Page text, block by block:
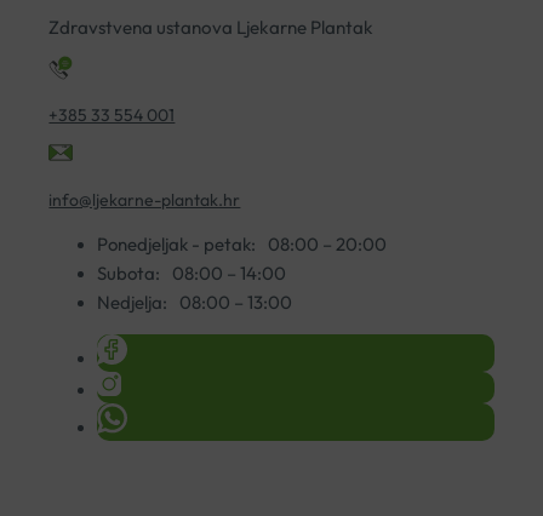
Zdravstvena ustanova Ljekarne Plantak
+385 33 554 001
info@ljekarne-plantak.hr
Ponedjeljak - petak:
08:00 – 20:00
Subota:
08:00 – 14:00
Nedjelja:
08:00 – 13:00